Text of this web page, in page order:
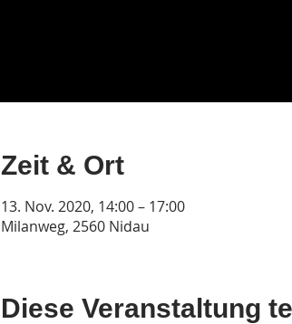
Zeit & Ort
13. Nov. 2020, 14:00 – 17:00
Milanweg, 2560 Nidau
Diese Veranstaltung